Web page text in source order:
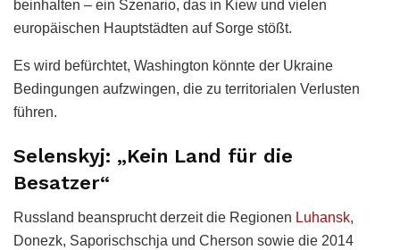
beinhalten – ein Szenario, das in Kiew und vielen
europäischen Hauptstädten auf Sorge stößt.
Es wird befürchtet, Washington könnte der Ukraine
Bedingungen aufzwingen, die zu territorialen Verlusten
führen.
Selenskyj: „Kein Land für die
Besatzer“
Russland beansprucht derzeit die Regionen Luhansk,
Donezk, Saporischschja und Cherson sowie die 2014